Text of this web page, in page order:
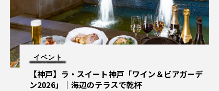
イベント
【神戸】ラ・スイート神戸「ワイン＆ビアガーデ
ン2026」｜海辺のテラスで乾杯